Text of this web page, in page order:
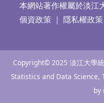
本網站著作權屬於淡江
個資政策｜ 隱私權政策
Copyright© 2025 淡江大學
Statistics and Data
by